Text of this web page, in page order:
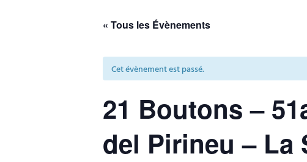
« Tous les Évènements
Cet évènement est passé.
21 Boutons –
del Pirineu – La